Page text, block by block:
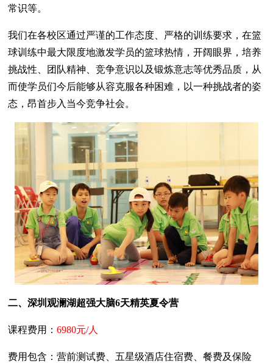
常识等。
我们在各校区通过严谨的工作态度、严格的训练要求，在篮
球训练中最大限度地激发学员的篮球热情，开阔眼界，培养
挑战性、团队精神、竞争意识以及锻炼意志等优秀品质，从
而使学员们今后能够从容克服各种困难，以一种挑战者的姿
态，昂首步入当今竞争社会。
二、深圳观澜湖超强大脑6天精英夏令营
课程费用：6980元/人
费用包含：营前测试费、五星级酒店住宿费、餐费及保险